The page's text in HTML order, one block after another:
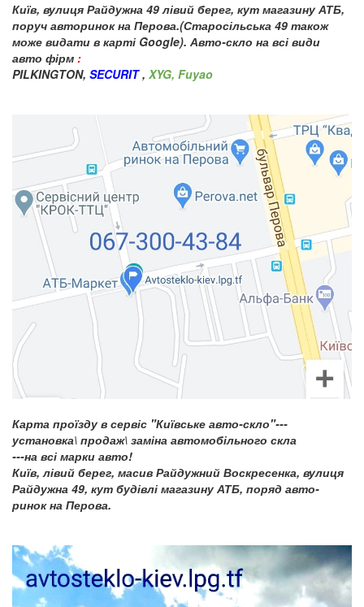
Київ, вулиця Райдужна 49 лівий берег, кут магазину АТБ,
поруч авторинок на Перова.(Старосільська 49 також
може видати в карті Google). Авто-скло на всі види
авто фірм :
PILKINGTON, SECURIT, XYG, Fuyao
Карта проїзду в сервіс "Київське авто-скло"---
установка\ продаж\ заміна автомобільного скла
---на всі марки авто!
Київ, лівий берег, масив Райдужний Воскресенка, вулиця
Райдужна 49, кут будівлі магазину АТБ, поряд авто-
ринок на Перова.